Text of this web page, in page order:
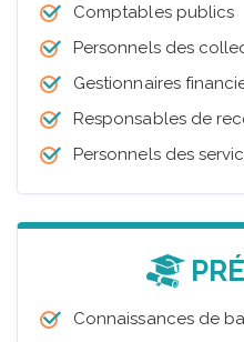
Comptables publics
Personnels des
Gestionnaires
Responsables de
Personnels des
Connaissances de